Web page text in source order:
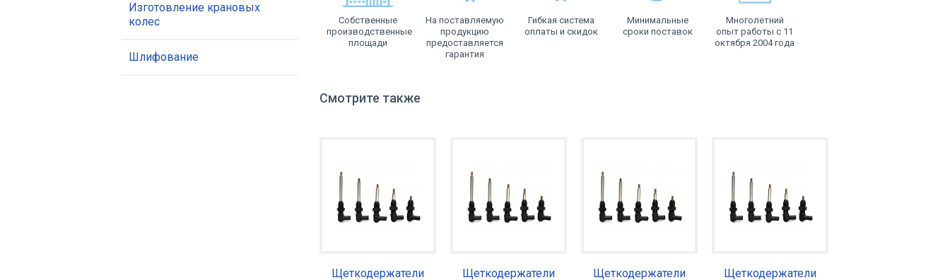
Изготовление крановых
колес
Шлифование
Собственные
производственные
площади
На поставляемую
продукцию
предоставляется
гарантия
Гибкая система
оплаты и скидок
Минимальные
сроки поставок
Многолетний
опыт работы с 11
октября 2004 года
Смотрите также
Щеткодержатели Щеткодержатели Щеткодержатели Щеткодержатели